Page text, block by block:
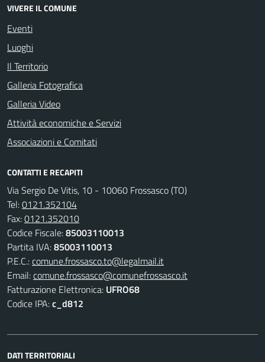
VIVERE IL COMUNE
Eventi
Luoghi
Il Territorio
Galleria Fotografica
Galleria Video
Attività economiche e Servizi
Associazioni e Comitati
CONTATTI E RECAPITI
Via Sergio De Vitis, 10 - 10060 Frossasco (TO)
Tel:0121.352104
Fax:0121.352010
Codice Fiscale:85003110013
Partita IVA:85003110013
P.E.C.:comune.frossasco.to@legalmail.it
Email:comune.frossasco@comunefrossasco.it
Fatturazione Elettronica: UFRO68
Codice IPA:c_d812
DATI TERRITORIALI